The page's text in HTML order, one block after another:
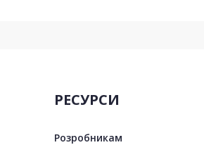
РЕСУРСИ
Розробникам